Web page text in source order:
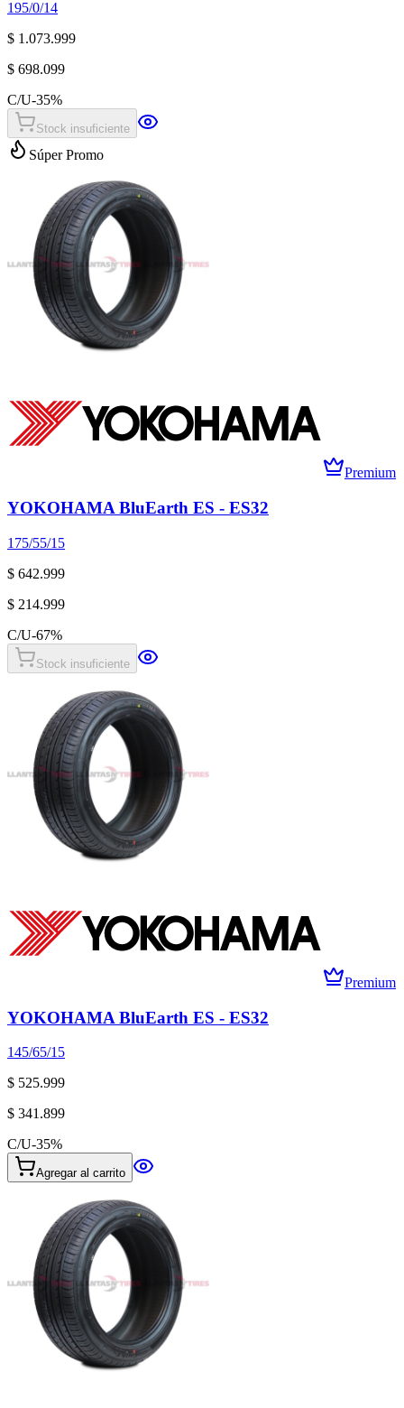
195/0/14
$ 1.073.999
$ 698.099
C/U-35%
Stock insuficiente
Súper Promo
Premium
YOKOHAMA BluEarth ES - ES32
175/55/15
$ 642.999
$ 214.999
C/U-67%
Stock insuficiente
Premium
YOKOHAMA BluEarth ES - ES32
145/65/15
$ 525.999
$ 341.899
C/U-35%
Agregar al carrito